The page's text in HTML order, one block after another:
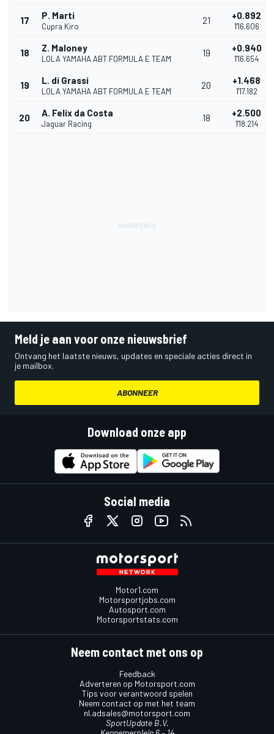
17 P. Martí
Cupra Kiro
21 +0.892
1'16.606
18 Z. Maloney
LOLA YAMAHA ABT FORMULA E TEAM
19 +0.940
1'16.654
19 L. di Grassi
LOLA YAMAHA ABT FORMULA E TEAM
20 +1.468
1'17.182
20 A. Felix da Costa
Jaguar Racing
18 +2.500
1'18.214
Meld je aan voor onze nieuwsbrief
Ontvang het laatste nieuws, updates en speciale acties direct in
je mailbox.
ABONNEER
Download onze app
Social media
Motor1.com
Motorsportjobs.com
Autosport.com
Motorsportstats.com
Neem contact met ons op
Feedback
Adverteren op Motorsport.com
Tips voor verantwoord spelen
Neem contact op met het team
nl.adsales@motorsport.com
SportUpdate B.V.